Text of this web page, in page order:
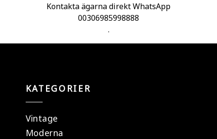
Kontakta ägarna direkt WhatsApp
00306985998888
.
KATEGORIER
Vintage
Moderna